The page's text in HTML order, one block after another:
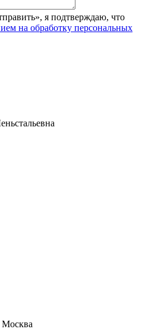
я подтверждаю, что
на обработку персональных